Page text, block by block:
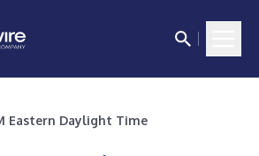
Eastern Daylight Time